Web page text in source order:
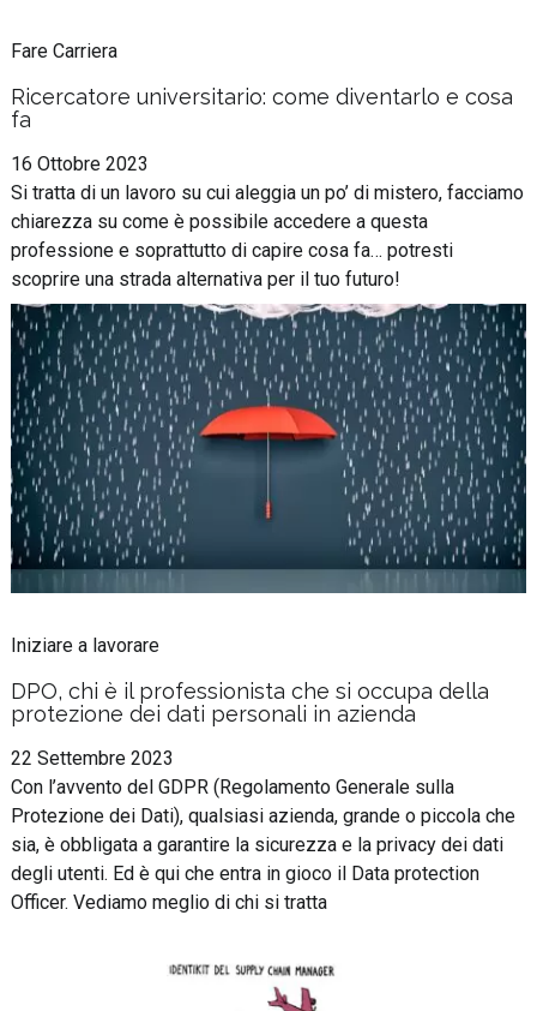
Fare Carriera
Ricercatore universitario: come diventarlo e cosa
fa
16 Ottobre 2023
Si tratta di un lavoro su cui aleggia un po’ di mistero, facciamo
chiarezza su come è possibile accedere a questa
professione e soprattutto di capire cosa fa… potresti
scoprire una strada alternativa per il tuo futuro!
Iniziare a lavorare
DPO, chi è il professionista che si occupa della
protezione dei dati personali in azienda
22 Settembre 2023
Con l’avvento del GDPR (Regolamento Generale sulla
Protezione dei Dati), qualsiasi azienda, grande o piccola che
sia, è obbligata a garantire la sicurezza e la privacy dei dati
degli utenti. Ed è qui che entra in gioco il Data protection
Officer. Vediamo meglio di chi si tratta